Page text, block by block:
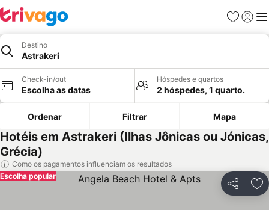
Favoritos
Iniciar
Destino
Astrakeri
Check-in/out
Escolha as datas
Hóspedes e quartos
2 hóspedes, 1 quarto.
Ordenar Filtrar Mapa
Hotéis em Astrakeri (Ilhas Jônicas ou Jónicas,
Grécia)
Como os pagamentos influenciam os resultados
Partilhar
Escolha popular